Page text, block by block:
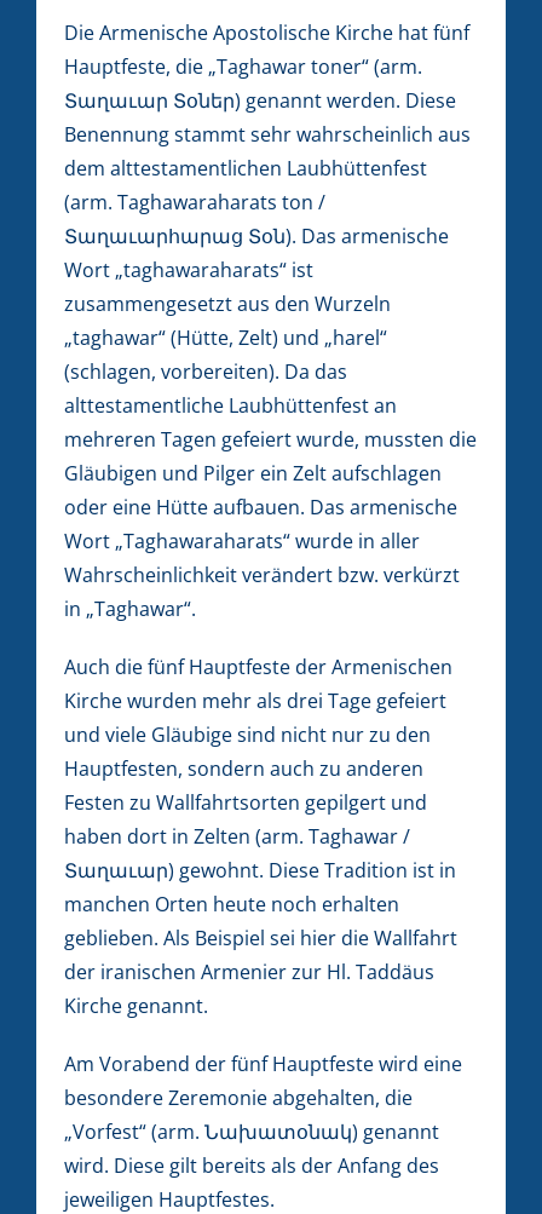
Die Armenische Apostolische Kirche hat fünf
Hauptfeste, die „Taghawar toner“ (arm.
Տաղաւար Տօներ) genannt werden. Diese
Benennung stammt sehr wahrscheinlich aus
dem alttestamentlichen Laubhüttenfest
(arm. Taghawaraharats ton /
Տաղաւարհարաց Տօն). Das armenische
Wort „taghawaraharats“ ist
zusammengesetzt aus den Wurzeln
„taghawar“ (Hütte, Zelt) und „harel“
(schlagen, vorbereiten). Da das
alttestamentliche Laubhüttenfest an
mehreren Tagen gefeiert wurde, mussten die
Gläubigen und Pilger ein Zelt aufschlagen
oder eine Hütte aufbauen. Das armenische
Wort „Taghawaraharats“ wurde in aller
Wahrscheinlichkeit verändert bzw. verkürzt
in „Taghawar“.
Auch die fünf Hauptfeste der Armenischen
Kirche wurden mehr als drei Tage gefeiert
und viele Gläubige sind nicht nur zu den
Hauptfesten, sondern auch zu anderen
Festen zu Wallfahrtsorten gepilgert und
haben dort in Zelten (arm. Taghawar /
Տաղաւար) gewohnt. Diese Tradition ist in
manchen Orten heute noch erhalten
geblieben. Als Beispiel sei hier die Wallfahrt
der iranischen Armenier zur Hl. Taddäus
Kirche genannt.
Am Vorabend der fünf Hauptfeste wird eine
besondere Zeremonie abgehalten, die
„Vorfest“ (arm. Նախատօնակ) genannt
wird. Diese gilt bereits als der Anfang des
jeweiligen Hauptfestes.